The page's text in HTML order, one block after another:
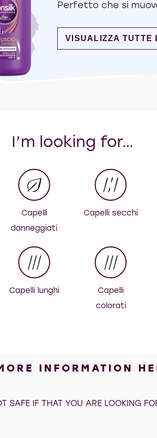
Perfetto che si
DISCOVER MORE
VISUALIZZA TUTTE
I’m looking for…
Capelli
danneggiati
Capelli secchi
Capelli lunghi
Capelli
colorati
INFORMATION
SAFE IF THAT YOU ARE LOOKING